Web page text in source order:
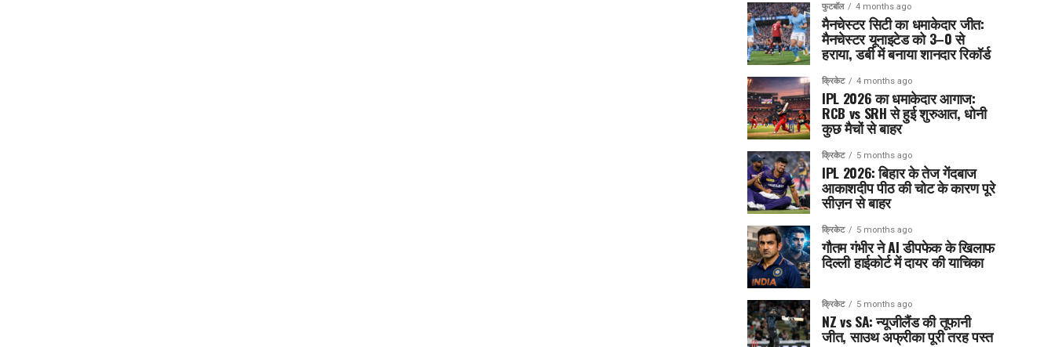
फुटबॉल 4 months ago
मैनचेस्टर सिटी का धमाकेदार जीत:
मैनचेस्टर यूनाइटेड को 3–0 से
हराया, डर्बी में बनाया शानदार रिकॉर्ड
क्रिकेट 4 months ago
IPL 2026 का धमाकेदार आगाज:
RCB vs SRH से हुई शुरुआत, धोनी
कुछ मैचों से बाहर
क्रिकेट 5 months ago
IPL 2026: बिहार के तेज गेंदबाज
आकाशदीप पीठ की चोट के कारण पूरे
सीज़न से बाहर
क्रिकेट 5 months ago
गौतम गंभीर ने AI डीपफेक के खिलाफ
दिल्ली हाईकोर्ट में दायर की याचिका
क्रिकेट 5 months ago
NZ vs SA: न्यूजीलैंड की तूफानी
जीत, साउथ अफ्रीका पूरी तरह पस्त